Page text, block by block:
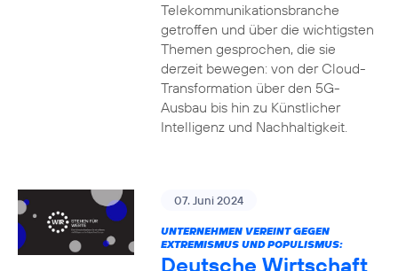
Telekommunikationsbranche
getroffen und über die wichtigsten
Themen gesprochen, die sie
derzeit bewegen: von der Cloud-
Transformation über den 5G-
Ausbau bis hin zu Künstlicher
Intelligenz und Nachhaltigkeit.
07. Juni 2024
UNTERNEHMEN VEREINT GEGEN
EXTREMISMUS UND POPULISMUS:
Deutsche Wirtschaft